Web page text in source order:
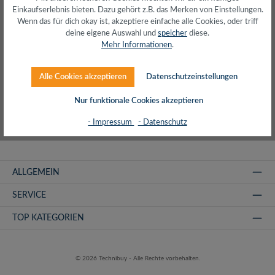
Produkte filtern
ALLGEMEIN
SERVICE
TOP KATEGORIEN
© 2026 Technibuy - Alle Rechte vorbehalten.
Einkaufserlebnis bieten. Dazu gehört z.B. das Merken von Einstellungen.
Wenn das für dich okay ist, akzeptiere einfache alle Cookies, oder triff
deine eigene Auswahl und speicher diese.
Mehr Informationen.
Alle Cookies akzeptieren Datenschutzeinstellungen
Nur funktionale Cookies akzeptieren
- Impressum - Datenschutz